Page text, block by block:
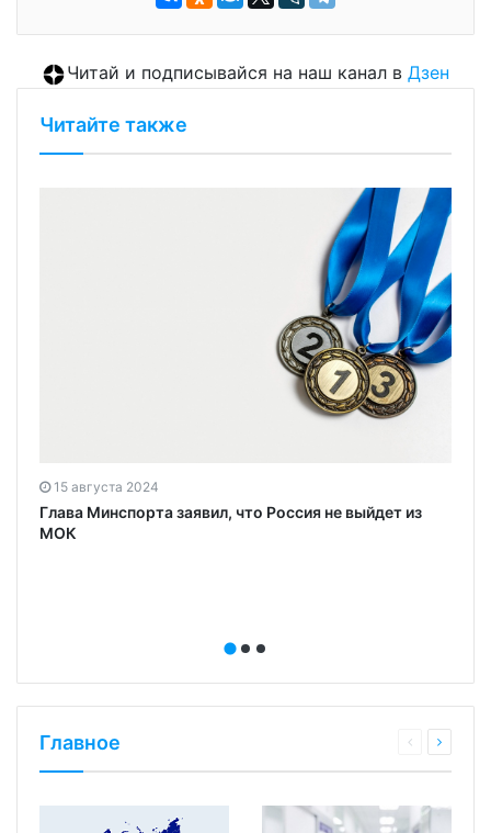
Читай и подписывайся на наш канал в Дзен
Читайте также
15 августа 2024
Глава Минспорта заявил, что Россия не выйдет из
МОК
Главное